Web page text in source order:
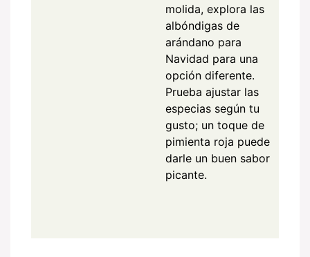
molida, explora las
albóndigas de
arándano para
Navidad para una
opción diferente.
Prueba ajustar las
especias según tu
gusto; un toque de
pimienta roja puede
darle un buen sabor
picante.